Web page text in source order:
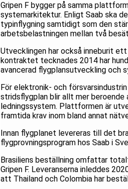
Gripen F bygger på samma
systemarkitektur. Enligt Saab ska
typinflygning samtidigt som den
arbetsbelastningen mellan två
Utvecklingen har också inneburit
kontraktet tecknades 2014 har
avancerad flygplansutveckling och
För elektronik- och
stridsflygplan blir allt mer beroende
ledningssystem. Plattformen är
framtida krav inom bland annat
Innan flygplanet levereras till det
flygprovningsprogram hos Saab i
Brasiliens beställning omfattar
Gripen F. Leveranserna inleddes
att Thailand och Colombia har